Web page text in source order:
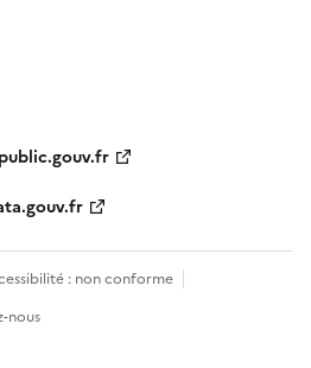
: non conforme
nous